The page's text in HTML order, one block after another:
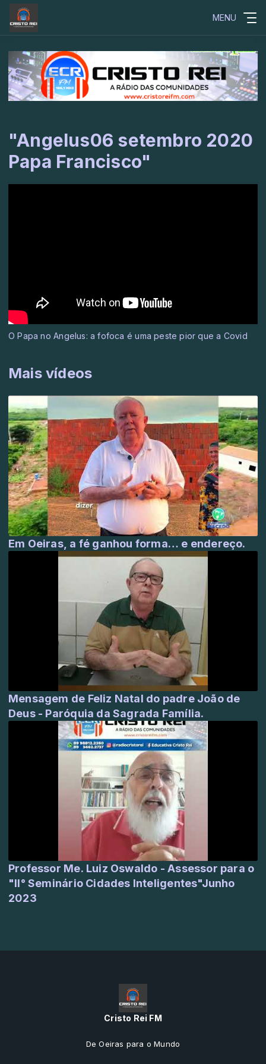
MENU
"Angelus06 setembro 2020
Papa Francisco"
Mais vídeos
Em Oeiras, a fé ganhou forma… e endereço.
Mensagem de Feliz Natal do padre João de
Deus - Paróquia da Sagrada Família.
Professor Me. Luiz Oswaldo - Assessor para o
"II° Seminário Cidades Inteligentes"Junho
2023
O Papa no Angelus: a fofoca é uma peste pior que a Covid
Cristo Rei FM
De Oeiras para o Mundo